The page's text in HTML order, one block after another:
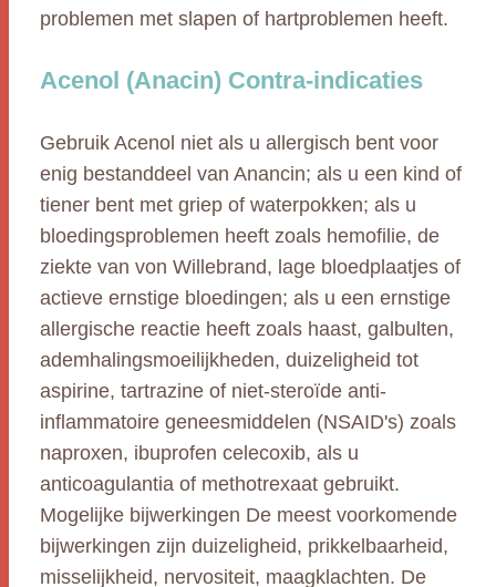
problemen met slapen of hartproblemen heeft.
Acenol (Anacin) Contra-indicaties
Gebruik Acenol niet als u allergisch bent voor
enig bestanddeel van Anancin; als u een kind of
tiener bent met griep of waterpokken; als u
bloedingsproblemen heeft zoals hemofilie, de
ziekte van von Willebrand, lage bloedplaatjes of
actieve ernstige bloedingen; als u een ernstige
allergische reactie heeft zoals haast, galbulten,
ademhalingsmoeilijkheden, duizeligheid tot
aspirine, tartrazine of niet-steroïde anti-
inflammatoire geneesmiddelen (NSAID's) zoals
naproxen, ibuprofen celecoxib, als u
anticoagulantia of methotrexaat gebruikt.
Mogelijke bijwerkingen De meest voorkomende
bijwerkingen zijn duizeligheid, prikkelbaarheid,
misselijkheid, nervositeit, maagklachten. De